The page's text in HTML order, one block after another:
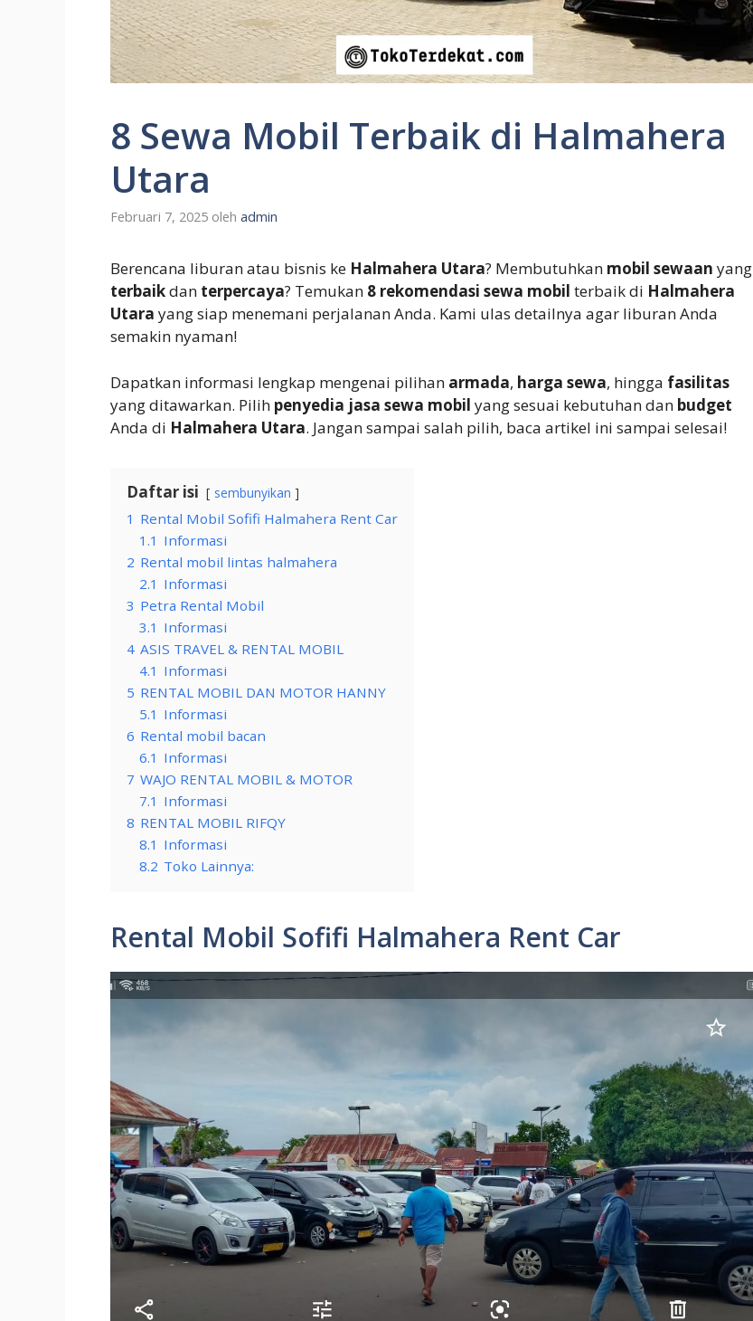
8 Sewa Mobil Terbaik di Halmahera
Utara
Februari 7, 2025 oleh admin
Berencana liburan atau bisnis ke Halmahera Utara? Membutuhkan mobil sewaan yang
terbaikdan terpercaya? Temukan 8 rekomendasi sewa mobil terbaik di Halmahera
Utara yang siap menemani perjalanan Anda. Kami ulas detailnya agar liburan Anda
semakin nyaman!
Dapatkan informasi lengkap mengenai pilihan armada, harga sewa, hingga fasilitas
yang ditawarkan. Pilih penyedia jasa sewa mobil yang sesuai kebutuhan dan budget
Anda di Halmahera Utara. Jangan sampai salah pilih, baca artikel ini sampai selesai!
Daftar isi sembunyikan
1 Rental Mobil Sofifi Halmahera Rent Car
1.1 Informasi
2 Rental mobil lintas halmahera
2.1 Informasi
3 Petra Rental Mobil
3.1 Informasi
4 ASIS TRAVEL & RENTAL MOBIL
4.1 Informasi
5 RENTAL MOBIL DAN MOTOR HANNY
5.1 Informasi
6 Rental mobil bacan
6.1 Informasi
7 WAJO RENTAL MOBIL & MOTOR
7.1 Informasi
8 RENTAL MOBIL RIFQY
8.1 Informasi
8.2 Toko Lainnya:
Rental Mobil Sofifi Halmahera Rent Car